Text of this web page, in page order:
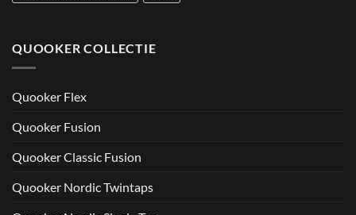
QUOOKER COLLECTIE
Quooker Flex
Quooker Fusion
Quooker Classic Fusion
Quooker Nordic Twintaps